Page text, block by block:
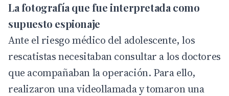
La fotografía que fue interpretada como
supuesto espionaje
Ante el riesgo médico del adolescente, los
rescatistas necesitaban consultar a los doctores
que acompañaban la operación. Para ello,
realizaron una videollamada y tomaron una